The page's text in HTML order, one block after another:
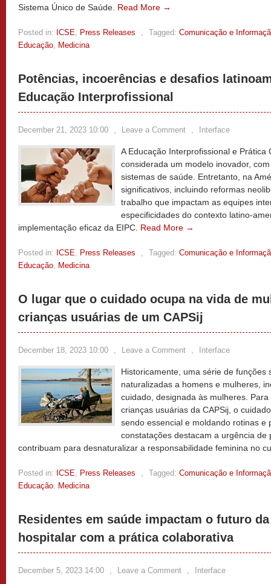
Sistema Único de Saúde. Read More →
Posted in: ICSE, Press Releases , Tagged: Comunicação e
Educação, Medicina
Potências, incoerências e desafios
Educação Interprofissional
December 21, 2023 10:00 , Leave a Comment , Interface
A Educação Interprofissional e Prática
considerada um modelo inovador,
sistemas de saúde. Entretanto, na
significativos, incluindo reformas
trabalho que impactam as equipes
especificidades do contexto latino-
implementação eficaz da EIPC. Read More →
Posted in: ICSE, Press Releases , Tagged: Comunicação e
Educação, Medicina
O lugar que o cuidado ocupa na vida de
crianças usuárias de um CAPSij
December 18, 2023 10:00 , Leave a Comment , Interface
Historicamente, uma série de funções
naturalizadas a homens e mulheres,
cuidado, designada às mulheres.
crianças usuárias da CAPSij, o
sendo essencial e moldando rotinas e
constatações destacam a urgência
contribuam para desnaturalizar a responsabilidade feminina no
Posted in: ICSE, Press Releases , Tagged: Comunicação e
Educação, Medicina
Residentes em saúde impactam o futuro
hospitalar com a prática colaborativa
December 5, 2023 14:00 , Leave a Comment , Interface